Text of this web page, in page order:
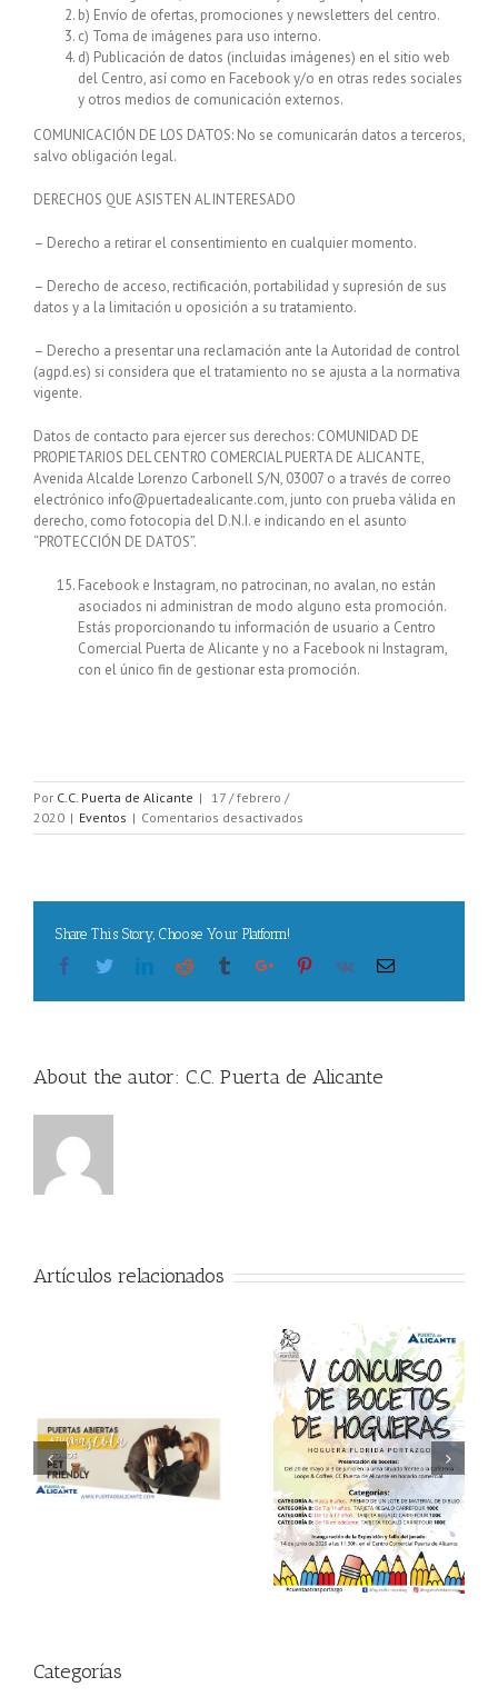
b) Envío de ofertas, promociones y newsletters del centro.
c) Toma de imágenes para uso interno.
d) Publicación de datos (incluidas imágenes) en el sitio web
del Centro, así como en Facebook y/o en otras redes sociales
y otros medios de comunicación externos.
COMUNICACIÓN DE LOS DATOS: No se comunicarán datos a terceros,
salvo obligación legal.
DERECHOS QUE ASISTEN AL INTERESADO
– Derecho a retirar el consentimiento en cualquier momento.
– Derecho de acceso, rectificación, portabilidad y supresión de sus
datos y a la limitación u oposición a su tratamiento.
– Derecho a presentar una reclamación ante la Autoridad de control
(agpd.es) si considera que el tratamiento no se ajusta a la normativa
vigente.
Datos de contacto para ejercer sus derechos: COMUNIDAD DE
PROPIETARIOS DEL CENTRO COMERCIAL PUERTA DE ALICANTE,
Avenida Alcalde Lorenzo Carbonell S/N, 03007 o a través de correo
electrónico info@puertadealicante.com, junto con prueba válida en
derecho, como fotocopia del D.N.I. e indicando en el asunto
“PROTECCIÓN DE DATOS”.
Facebook e Instagram, no patrocinan, no avalan, no están
asociados ni administran de modo alguno esta promoción.
Estás proporcionando tu información de usuario a Centro
Comercial Puerta de Alicante y no a Facebook ni Instagram,
con el único fin de gestionar esta promoción.
Por C.C. Puerta de Alicante |
17 / febrero /
2020 | Eventos | Comentarios desactivados
Sorteo
Share This Story, Choose Your Platform!
FacebookTwitterLinkedinReddit TumblrGoogle+Pinterest
Vk Email
About the autor: C.C. Puerta de Alicante
Artículos relacionados
V Concurso de Bocetos
de Hogueras en Puerta
de Alicante
Semana del Aprendizaje
Digital
Categorías